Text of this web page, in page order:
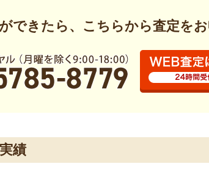
できたら、こちらから査定を
績